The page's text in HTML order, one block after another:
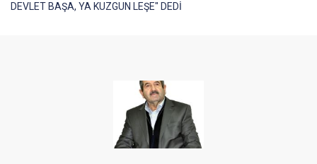
DEVLET BAŞA, YA KUZGUN LEŞE" DEDİ